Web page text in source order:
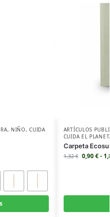
, NIÑO,CUIDA
ARTÍCULOS
CUIDA EL
Carpeta
1,32€ 0,90€-